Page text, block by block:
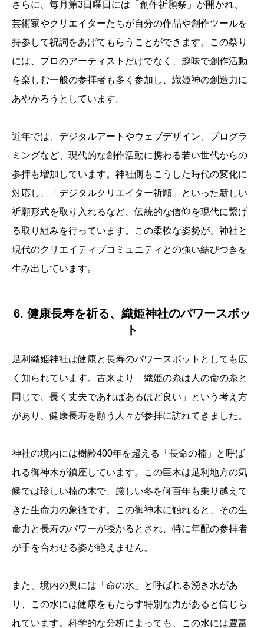
さらに、毎月第3日曜日には「創作祈願祭」が開かれ、
芸術家やクリエイターたちが自分の作品や創作ツールを
持参して祝詞をあげてもらうことができます。この祭り
には、プロのアーティストだけでなく、趣味で創作活動
を楽しむ一般の参拝者も多く参加し、織姫神の創造力に
あやかろうとしています。
近年では、デジタルアートやウェブデザイン、プログラ
ミングなど、現代的な創作活動に携わる若い世代からの
参拝も増加しています。神社側もこうした時代の変化に
対応し、「デジタルクリエイター祈願」といった新しい
祈願形式を取り入れるなど、伝統的な信仰を現代に繋げ
る取り組みを行っています。この柔軟な姿勢が、神社と
現代のクリエイティブコミュニティとの強い結びつきを
生み出しています。
6. 健康長寿を祈る、織姫神社のパワースポッ
ト
足利織姫神社は健康と長寿のパワースポットとしても広
く知られています。古来より「織姫の糸は人の命の糸と
同じで、長く丈夫であればあるほど良い」という考え方
があり、健康長寿を願う人々が参拝に訪れてきました。
神社の境内には樹齢400年を超える「長命の楠」と呼ば
れる御神木が鎮座しています。この巨木は足利地方の気
候では珍しい楠の木で、厳しい冬を何百年も乗り越えて
きた生命力の象徴です。この御神木に触れると、その生
命力と長寿のパワーが授かるとされ、特に年配の参拝者
が手を合わせる姿が絶えません。
また、境内の奥には「命の水」と呼ばれる湧き水があ
り、この水には健康をもたらす特別な力があると信じら
れています。科学的な分析によっても、この水には豊富